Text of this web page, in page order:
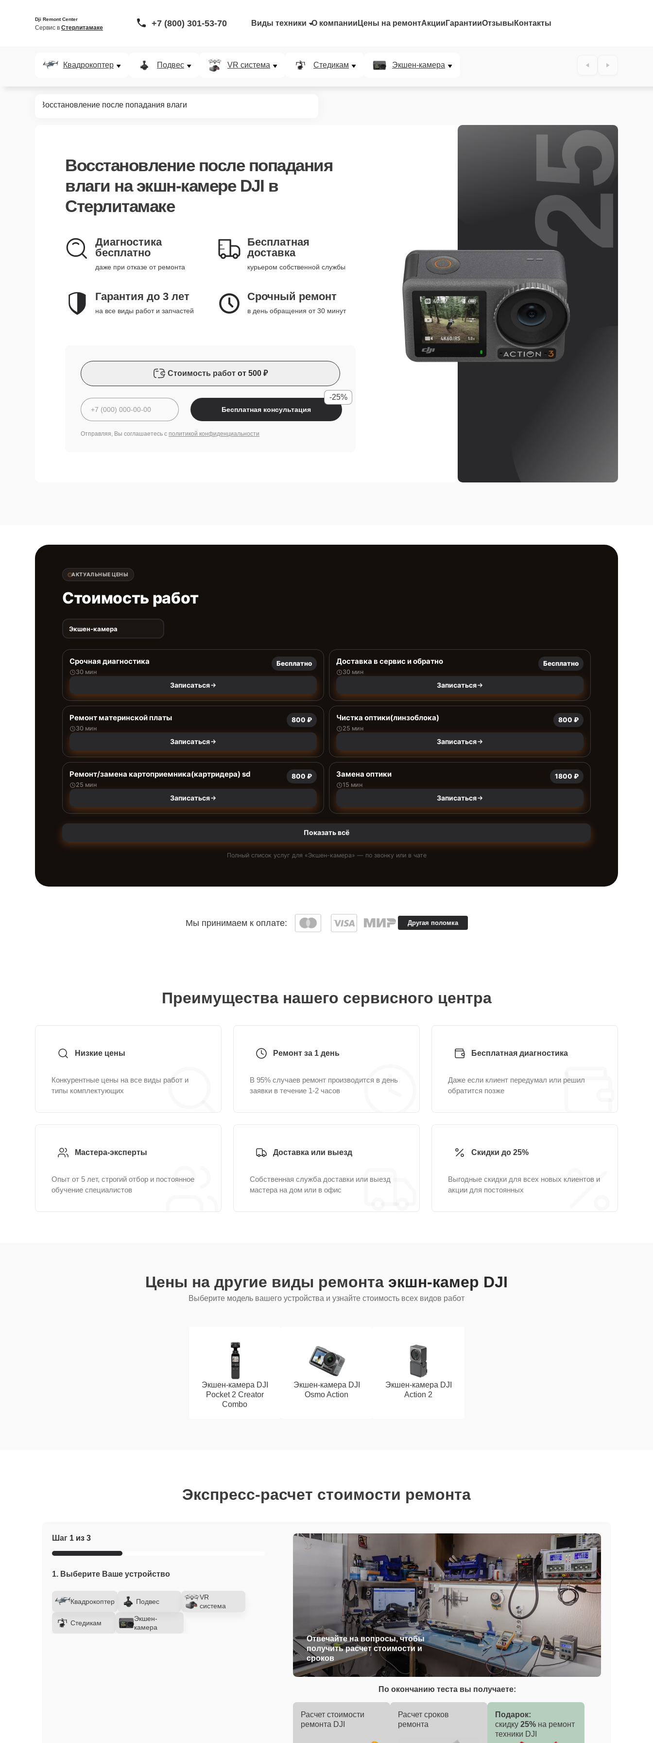
Dji Remont Center
Сервис в Стерлитамаке +7 (800) 301-53-70 Виды техники О компании Цены на ремонтАкции ГарантииОтзывы Контакты
Квадрокоптер Подвес VR система Стедикам Экшен-камера
Восстановление после попадания влаги
Восстановление после попадания
влаги на экшн-камере DJI в
Стерлитамаке
Диагностика
бесплатно
даже при отказе от ремонта
Бесплатная
доставка
курьером собственной службы
Гарантия до 3 лет
на все виды работ и запчастей
Срочный ремонт
в день обращения от 30 минут
Стоимость работ от 500 ₽
Бесплатная консультация
-25%
Отправляя, Вы соглашаетесь с политикой конфиденциальности
25%
АКТУАЛЬНЫЕ ЦЕНЫ
Стоимость работ
Экшен-камера
Срочная диагностика
30 мин
Бесплатно
Записаться
Доставка в сервис и обратно
30 мин
Бесплатно
Записаться
Ремонт материнской платы
30 мин
800 ₽
Записаться
Чистка оптики(линзоблока)
25 мин
800 ₽
Записаться
Ремонт/замена картоприемника(картридера) sd
25 мин
800 ₽
Записаться
Замена оптики
15 мин
1800 ₽
Записаться
Показать всё
Полный список услуг для «Экшен-камера» — по звонку или в чате
Мы принимаем к оплате: Другая поломка
Преимущества нашего сервисного центра
Низкие цены
Конкурентные цены на все виды работ и
типы комплектующих
Ремонт за 1 день
В 95% случаев ремонт производится в день
заявки в течение 1-2 часов
Бесплатная диагностика
Даже если клиент передумал или решил
обратится позже
Мастера-эксперты
Опыт от 5 лет, строгий отбор и постоянное
обучение специалистов
Доставка или выезд
Собственная служба доставки или выезд
мастера на дом или в офис
Скидки до 25%
Выгодные скидки для всех новых клиентов и
акции для постоянных
Цены на другие виды ремонта экшн-камер DJI
Выберите модель вашего устройства и узнайте стоимость всех видов работ
Экшен-камера DJI
Pocket 2 Creator
Combo
Экшен-камера DJI
Osmo Action
Экшен-камера DJI
Action 2
Экспресс-расчет стоимости ремонта
Шаг 1 из 3
1. Выберите Ваше устройство
Квадрокоптер Подвес
VR
система
Стедикам
Экшен-
камера
Отвечайте на вопросы, чтобы
получить расчет стоимости и
сроков
По окончанию теста вы получаете:
Расчет стоимости
ремонта DJI
Расчет сроков
ремонта
Подарок:
скидку 25% на ремонт
техники DJI